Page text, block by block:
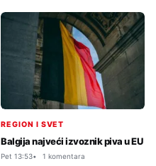
REGION I SVET
Balgija najveći izvoznik piva u EU
Pet 13:53 1 komentara